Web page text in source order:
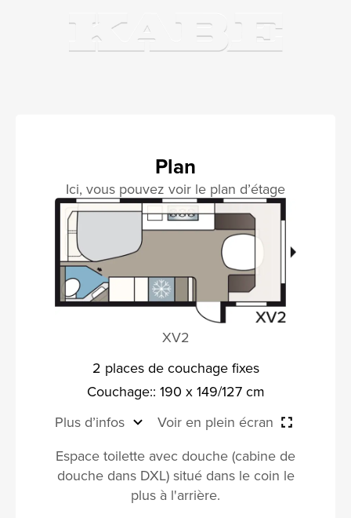
Plan
Ici, vous pouvez voir le plan d’étage
XV2
2 places de couchage fixes
Couchage:: 190 x 149/127 cm
Plus d’infos
Voir en plein écran
Espace toilette avec douche (cabine de
douche dans DXL) situé dans le coin le
plus à l'arrière.